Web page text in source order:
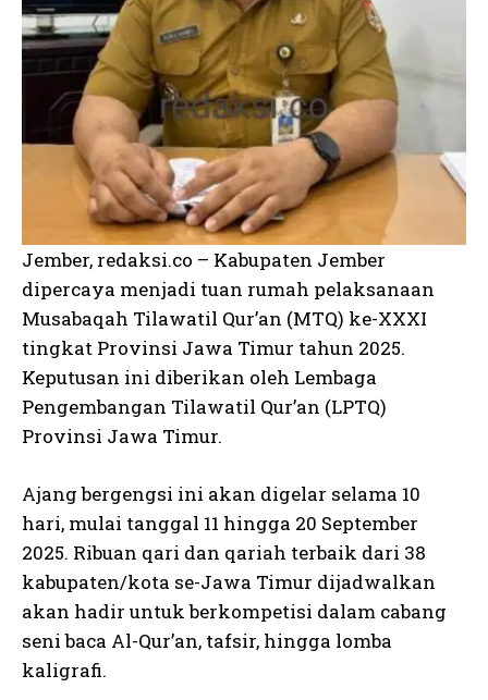
Jember, redaksi.co – Kabupaten Jember
dipercaya menjadi tuan rumah pelaksanaan
Musabaqah Tilawatil Qur’an (MTQ) ke-XXXI
tingkat Provinsi Jawa Timur tahun 2025.
Keputusan ini diberikan oleh Lembaga
Pengembangan Tilawatil Qur’an (LPTQ)
Provinsi Jawa Timur.
Ajang bergengsi ini akan digelar selama 10
hari, mulai tanggal 11 hingga 20 September
2025. Ribuan qari dan qariah terbaik dari 38
kabupaten/kota se-Jawa Timur dijadwalkan
akan hadir untuk berkompetisi dalam cabang
seni baca Al-Qur’an, tafsir, hingga lomba
kaligrafi.